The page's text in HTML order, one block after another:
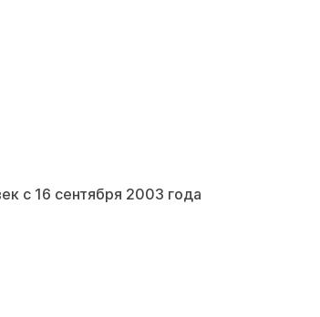
с 16 сентября 2003 года